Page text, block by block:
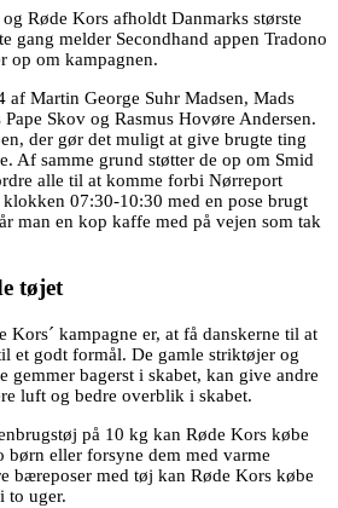
Røde Kors afholdt Danmarks største
gang melder Secondhand appen Tradono
op om kampagnen.
af Martin George Suhr Madsen, Mads
Skov og Rasmus Hovøre Andersen.
der gør det muligt at give brugte ting
Af samme grund støtter de op om Smid
alle til at komme forbi Nørreport
07:30-10:30 med en pose brugt
man en kop kaffe med på vejen som tak
tøjet
kampagne er, at få danskerne til at
et godt formål. De gamle striktøjer og
gemmer bagerst i skabet, kan give andre
luft og bedre overblik i skabet.
på 10 kg kan Røde Kors købe
børn eller forsyne dem med varme
bæreposer med tøj kan Røde Kors købe
to uger.